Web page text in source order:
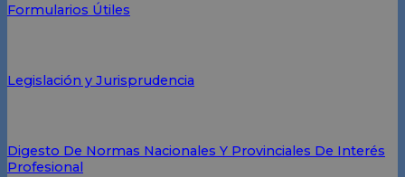
Formularios Útiles
Legislación y Jurisprudencia
Digesto De Normas Nacionales Y Provinciales De Interés
Profesional